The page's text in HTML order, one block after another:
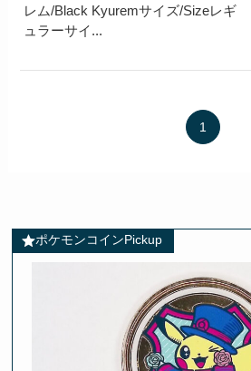
レム/Black Kyuremサイズ/Sizeレギ
ュラーサイ...
1
ポケモンコインPickup